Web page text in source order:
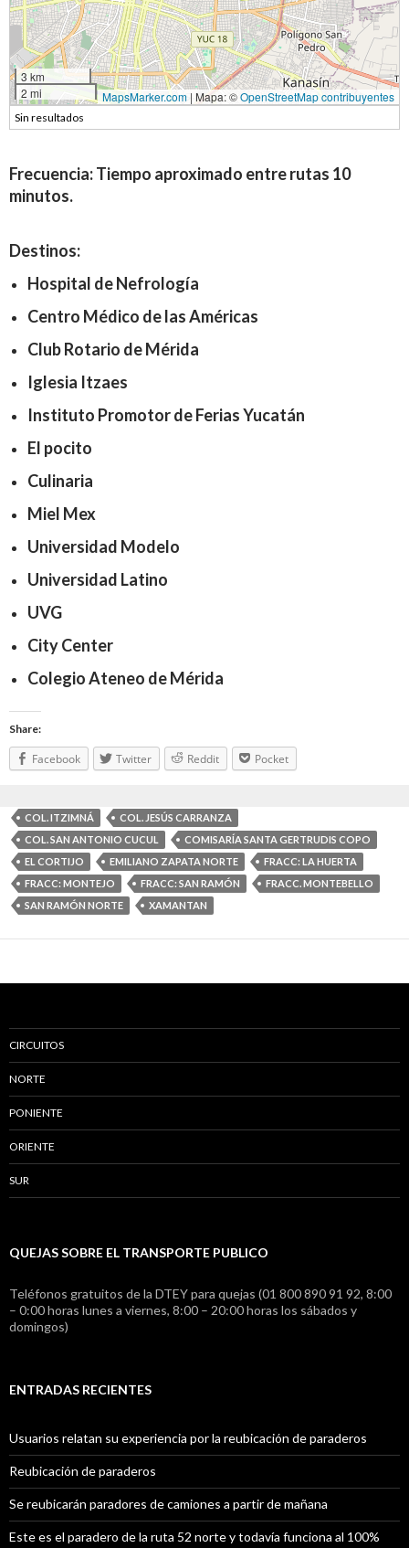
3 km
2 mi
MapsMarker.com | Mapa: ©OpenStreetMap contribuyentes
Sin resultados
Frecuencia: Tiempo aproximado entre rutas 10
minutos.
Destinos:
Hospital de Nefrología
Centro Médico de las Américas
Club Rotario de Mérida
Iglesia Itzaes
Instituto Promotor de Ferias Yucatán
El pocito
Culinaria
Miel Mex
Universidad Modelo
Universidad Latino
UVG
City Center
Colegio Ateneo de Mérida
Share:
Facebook Twitter Reddit Pocket
COL. ITZIMNÁ
COL. JESÚS CARRANZA
COL. SAN ANTONIO CUCUL
COMISARÍA SANTA GERTRUDIS COPO
EL CORTIJO
EMILIANO ZAPATA NORTE
FRACC: LA HUERTA
FRACC: MONTEJO
FRACC: SAN RAMÓN
FRACC. MONTEBELLO
SAN RAMÓN NORTE
XAMANTAN
CIRCUITOS
NORTE
PONIENTE
ORIENTE
SUR
QUEJAS SOBRE EL TRANSPORTE PUBLICO
Teléfonos gratuitos de la DTEY para quejas (01 800 890 91 92, 8:00
– 0:00 horas lunes a viernes, 8:00 – 20:00 horas los sábados y
domingos)
ENTRADAS RECIENTES
Usuarios relatan su experiencia por la reubicación de paraderos
Reubicación de paraderos
Se reubicarán paradores de camiones a partir de mañana
Este es el paradero de la ruta 52 norte y todavía funciona al 100%